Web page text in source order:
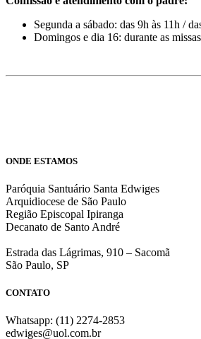
Segunda a sábado: das 9h às 11h /
Domingos e dia 16: durante as missas
ONDE ESTAMOS
Paróquia Santuário Santa Edwiges
Arquidiocese de São Paulo
Região Episcopal Ipiranga
Decanato de Santo André
Estrada das Lágrimas, 910 – Sacomã
São Paulo, SP
CONTATO
Whatsapp: (11) 2274-2853
edwiges@uol.com.br